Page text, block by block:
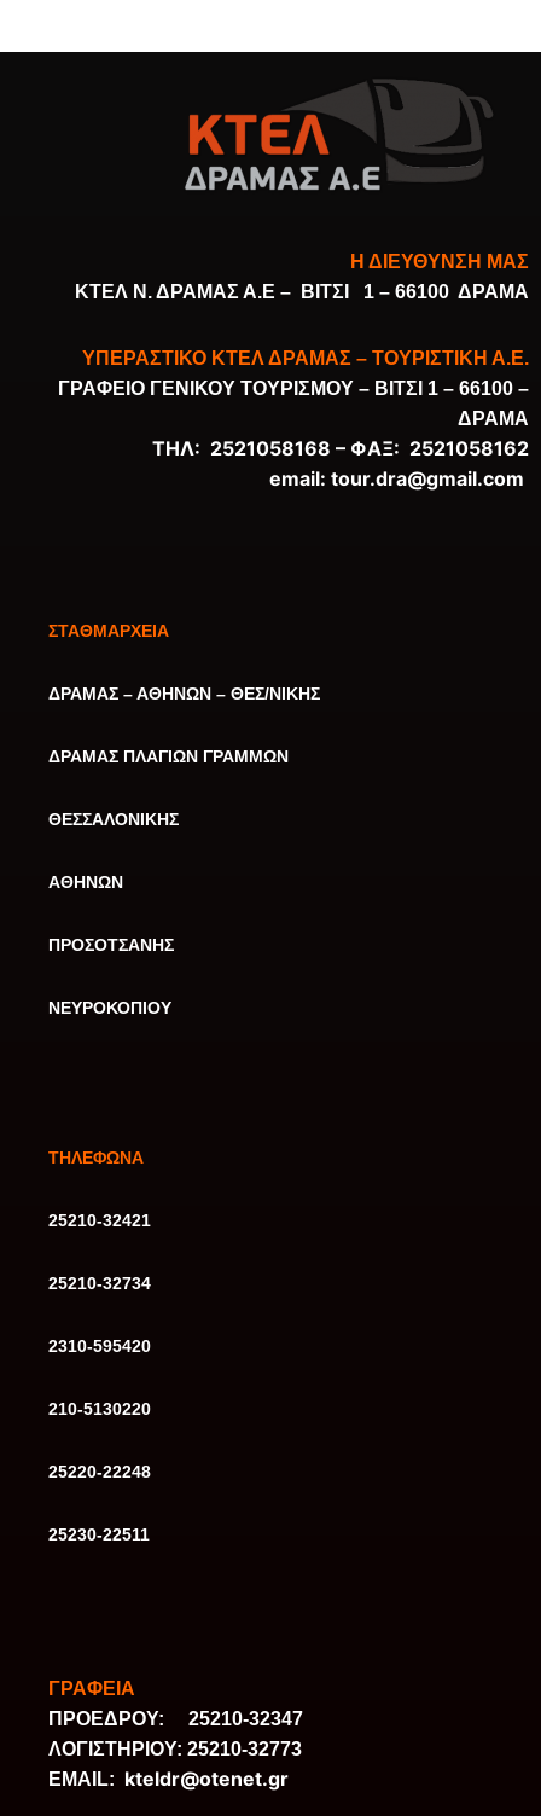
Η ΔΙΕΥΘΥΝΣΗ ΜΑΣ
ΚΤΕΛ Ν. ΔΡΑΜΑΣ Α.Ε –
ΒΙΤΣΙ 1 – 66100 ΔΡΑΜΑ
ΥΠΕΡΑΣΤΙΚΟ ΚΤΕΛ ΔΡΑΜΑΣ – ΤΟΥΡΙΣΤΙΚΗ Α.Ε.
ΓΡΑΦΕΙΟ ΓΕΝΙΚΟΥ ΤΟΥΡΙΣΜΟΥ – ΒΙΤΣΙ 1 – 66100 –
ΔΡΑΜΑ
ΤΗΛ: 2521058168 – ΦΑΞ: 2521058162
email: tour.dra@gmail.com
ΣΤΑΘΜΑΡΧΕΙΑ
ΔΡΑΜΑΣ – ΑΘΗΝΩΝ – ΘΕΣ/ΝΙΚΗΣ
ΔΡΑΜΑΣ ΠΛΑΓΙΩΝ ΓΡΑΜΜΩΝ
ΘΕΣΣΑΛΟΝΙΚΗΣ
ΑΘΗΝΩΝ
ΠΡΟΣΟΤΣΑΝΗΣ
ΝΕΥΡΟΚΟΠΙΟΥ
ΤΗΛΕΦΩΝΑ
25210-32421
25210-32734
2310-595420
210-5130220
25220-22248
25230-22511
ΓΡΑΦΕΙΑ
ΠΡΟΕΔΡΟΥ: 25210-32347
ΛΟΓΙΣΤΗΡΙΟΥ: 25210-32773
ΕΜΑΙL: kteldr@otenet.gr